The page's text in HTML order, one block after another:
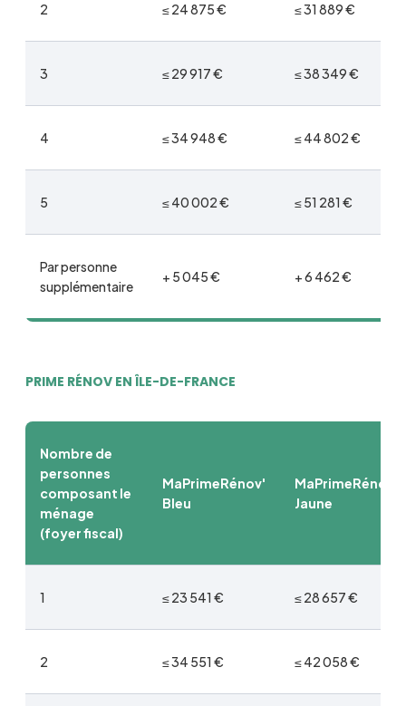
2 ≤ 24 875 € ≤ 31 889 €
3 ≤ 29 917 € ≤ 38 349 €
4 ≤ 34 948 € ≤ 44 802 €
5 ≤ 40 002 € ≤ 51 281 €
Par personne
supplémentaire
+ 5 045 € + 6 462 €
PRIME RÉNOV EN ÎLE-DE-FRANCE
Nombre de
personnes
composant le
ménage
(foyer fiscal)
MaPrimeRénov'
Bleu
MaPrimeRénov'
Jaune
1 ≤ 23 541 € ≤ 28 657 €
2 ≤ 34 551 € ≤ 42 058 €